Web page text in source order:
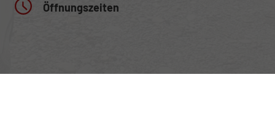
Öffnungszeiten